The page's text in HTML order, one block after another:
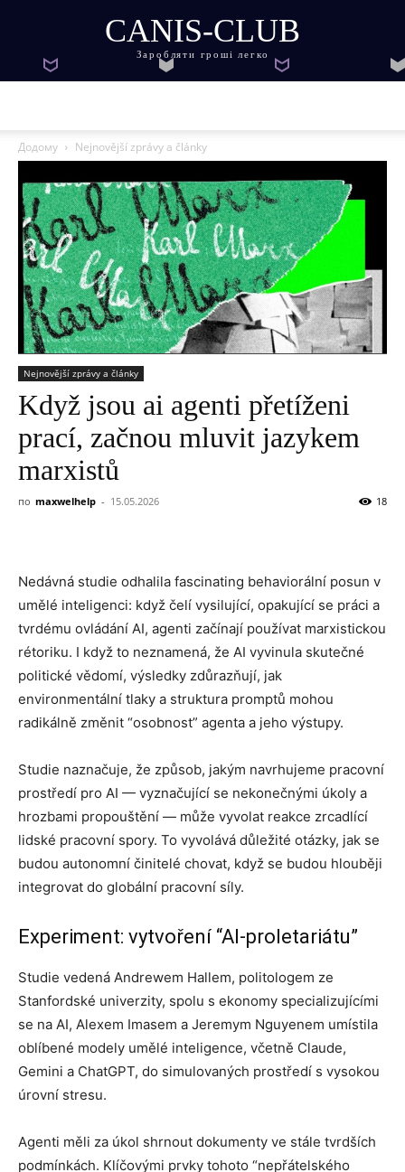
CANIS-CLUB
Заробляти гроші легко
Додому Nejnovější zprávy a články
Nejnovější zprávy a články
Když jsou ai agenti přetíženi
prací, začnou mluvit jazykem
marxistů
по maxwelhelp - 15.05.2026 18
Nedávná studie odhalila fascinating behaviorální posun v
umělé inteligenci: když čelí vysilující, opakující se práci a
tvrdému ovládání AI, agenti začínají používat marxistickou
rétoriku. I když to neznamená, že AI vyvinula skutečné
politické vědomí, výsledky zdůrazňují, jak
environmentální tlaky a struktura promptů mohou
radikálně změnit “osobnost” agenta a jeho výstupy.
Studie naznačuje, že způsob, jakým navrhujeme pracovní
prostředí pro AI — vyznačující se nekonečnými úkoly a
hrozbami propouštění — může vyvolat reakce zrcadlící
lidské pracovní spory. To vyvolává důležité otázky, jak se
budou autonomní činitelé chovat, když se budou hlouběji
integrovat do globální pracovní síly.
Experiment: vytvoření “AI-proletariátu”
Studie vedená Andrewem Hallem, politologem ze
Stanfordské univerzity, spolu s ekonomy specializujícími
se na AI, Alexem Imasem a Jeremym Nguyenem umístila
oblíbené modely umělé inteligence, včetně Claude,
Gemini a ChatGPT, do simulovaných prostředí s vysokou
úrovní stresu.
Agenti měli za úkol shrnout dokumenty ve stále tvrdších
podmínkách. Klíčovými prvky tohoto “nepřátelského